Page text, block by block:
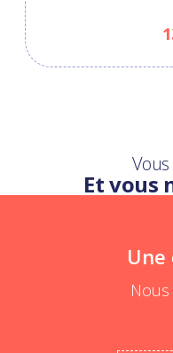
Et vous
Une